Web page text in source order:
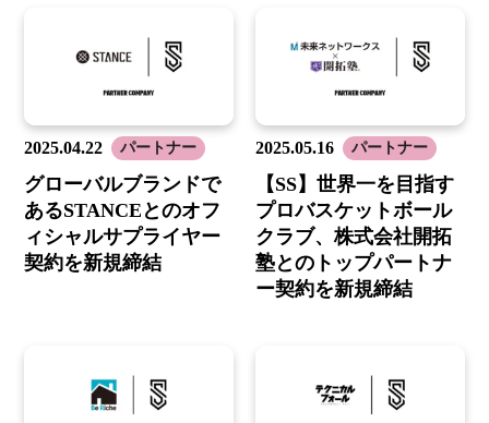
2025.04.22 パートナー
グローバルブランドで
あるSTANCEとのオフ
ィシャルサプライヤー
契約を新規締結
2025.05.16 パートナー
【SS】世界一を目指す
プロバスケットボール
クラブ、株式会社開拓
塾とのトップパートナ
ー契約を新規締結